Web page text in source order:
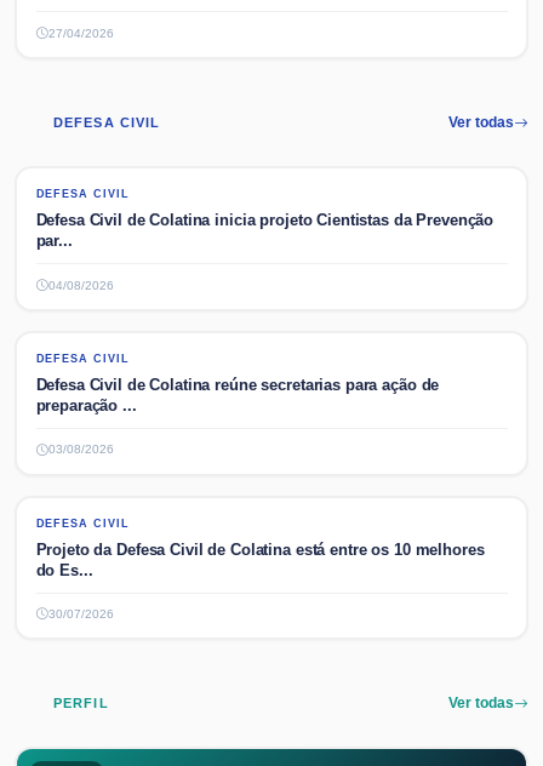
27/04/2026
DEFESA CIVIL Ver todas
DEFESA CIVIL
DEFESA CIVIL
Defesa Civil de Colatina inicia projeto Cientistas da Prevenção
par...
04/08/2026
DEFESA CIVIL
DEFESA CIVIL
Defesa Civil de Colatina reúne secretarias para ação de
preparação ...
03/08/2026
DEFESA CIVIL
DEFESA CIVIL
Projeto da Defesa Civil de Colatina está entre os 10 melhores
do Es...
30/07/2026
PERFIL Ver todas